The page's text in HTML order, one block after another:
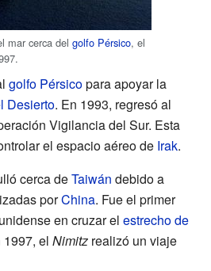
mar cerca del golfo Pérsico, el
golfo Pérsicopara apoyar la
Desierto. En 1993, regresó al
Vigilancia del Sur. Esta
el espacio aéreo de Irak.
cerca deTaiwán debido a
porChina. Fue el primer
en cruzar el estrecho de
el Nimitz realizó un viaje